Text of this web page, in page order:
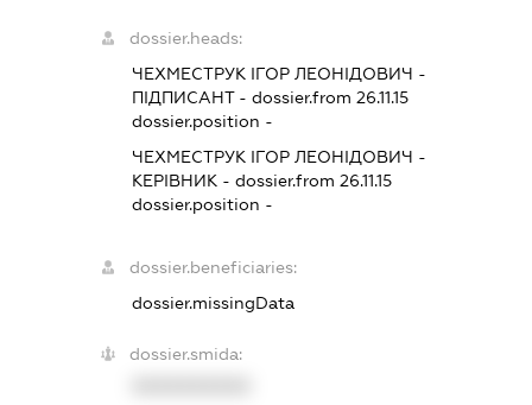
dossier.heads:
ЧЕХМЕСТРУК ІГОР ЛЕОНІДОВИЧ -
ПІДПИСАНТ- dossier.from 26.11.15
dossier.position -
ЧЕХМЕСТРУК ІГОР ЛЕОНІДОВИЧ -
КЕРІВНИК - dossier.from 26.11.15
dossier.position -
dossier.beneficiaries:
dossier.missingData
dossier.smida: